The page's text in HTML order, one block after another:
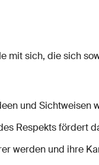
sich, die sich
und Sichtweisen
Respekts fördert
werden und ihre